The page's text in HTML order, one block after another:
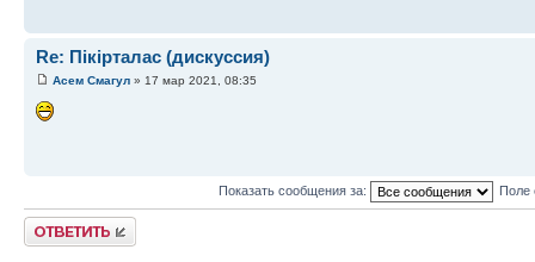
Re: Пікірталас (дискуссия)
Асем Смагул » 17 мар 2021, 08:35
Показать сообщения за: Поле
Ответить